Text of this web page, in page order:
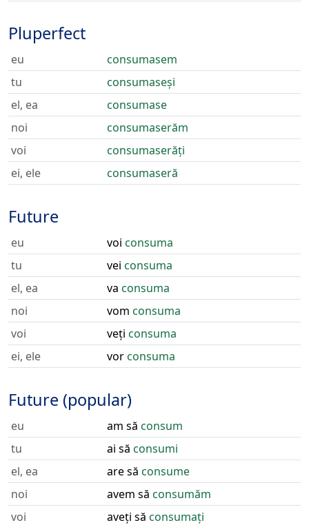
Pluperfect
eu
consumasem
tu
consumaseși
el, ea
consumase
noi
consumaserăm
voi
consumaserăți
ei, ele
consumaseră
Future
eu voi consuma
tu
vei consuma
el, ea
va consuma
noi
vom consuma
voi
veți consuma
ei, ele
vorconsuma
Future (popular)
eu am să consum
tu
ai să consumi
el, ea
are să consume
noi
avem să consumăm
voi
aveți să consumați